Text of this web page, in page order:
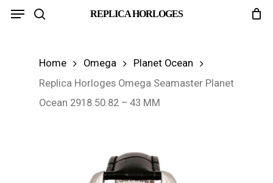
Skip
REPLICA HORLOGES
Menu
Home Omega
Planet Ocean
Replica Horloges Omega Seamaster Planet
Ocean 2918.50.82 – 43 MM